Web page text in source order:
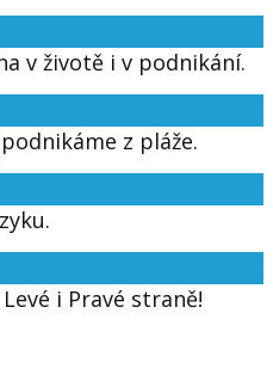
v životě i v podnikání.
z pláže.
i Pravé straně!